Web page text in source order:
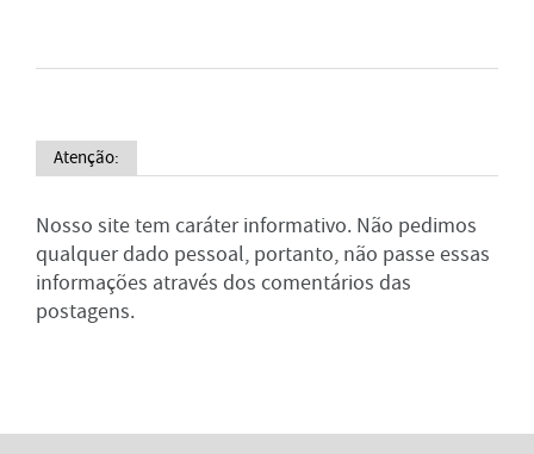
Atenção:
Nosso site tem caráter informativo. Não pedimos
qualquer dado pessoal, portanto, não passe essas
informações através dos comentários das
postagens.